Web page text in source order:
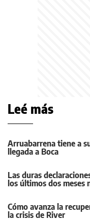
Leé más
Arruabarrena tiene a
llegada a Boca
Las duras
los últimos dos
Cómo avanza la
la crisis de River